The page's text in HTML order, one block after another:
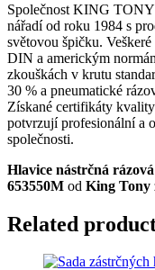
Společnost KING
nářadí od roku 1984 s
světovou špičku.
DIN a americkým
zkouškách v krutu
30 % a pneumatické
Získané certifikáty
potvrzují profesionální a
společnosti.
Hlavice nástrčná
653550M od King Tony
Related